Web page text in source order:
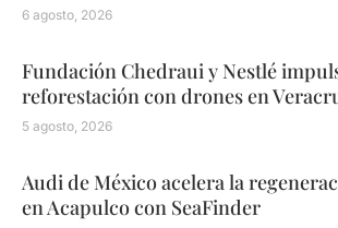
6 agosto, 2026
Fundación Chedraui y Nestlé
reforestación con drones en
5 agosto, 2026
Audi de México acelera la
en Acapulco con SeaFinder